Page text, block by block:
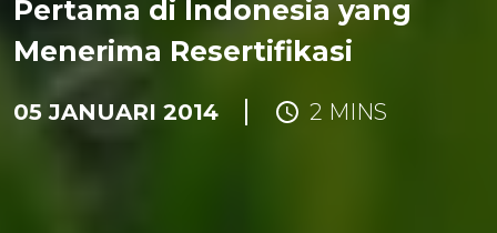
Pertama di Indonesia yang
Menerima Resertifikasi
05 JANUARI 2014 2 MINS